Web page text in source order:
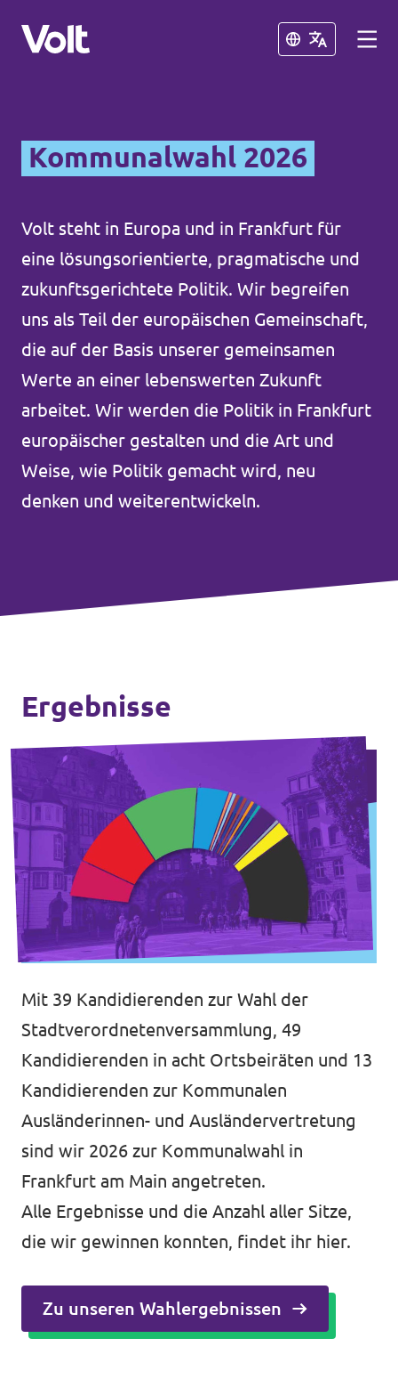
Schließen
Volt Hessen
Lokale Teams in Hessen
Bundesebene
Volt Deutschland
Länderteams in Deutschland
Europaebene
Volt Europa
Schließen
Über Volt
Menschen
Neuigkeiten
Unsere Events
Transparenz
Datenschutz
Impressum
Kontakt
Kommunalwahl 2026
Volt steht in Europa und in Frankfurt für
eine lösungsorientierte, pragmatische und
zukunftsgerichtete Politik. Wir begreifen
uns als Teil der europäischen Gemeinschaft,
die auf der Basis unserer gemeinsamen
Werte an einer lebenswerten Zukunft
arbeitet. Wir werden die Politik in Frankfurt
europäischer gestalten und die Art und
Weise, wie Politik gemacht wird, neu
denken und weiterentwickeln.
Ergebnisse
Mit 39 Kandidierenden zur Wahl der
Stadtverordnetenversammlung, 49
Kandidierenden in acht Ortsbeiräten und 13
Kandidierenden zur Kommunalen
Ausländerinnen- und Ausländervertretung
sind wir 2026 zur Kommunalwahl in
Frankfurt am Main angetreten.
Alle Ergebnisse und die Anzahl aller Sitze,
die wir gewinnen konnten, findet ihr hier.
Zu unseren Wahlergebnissen